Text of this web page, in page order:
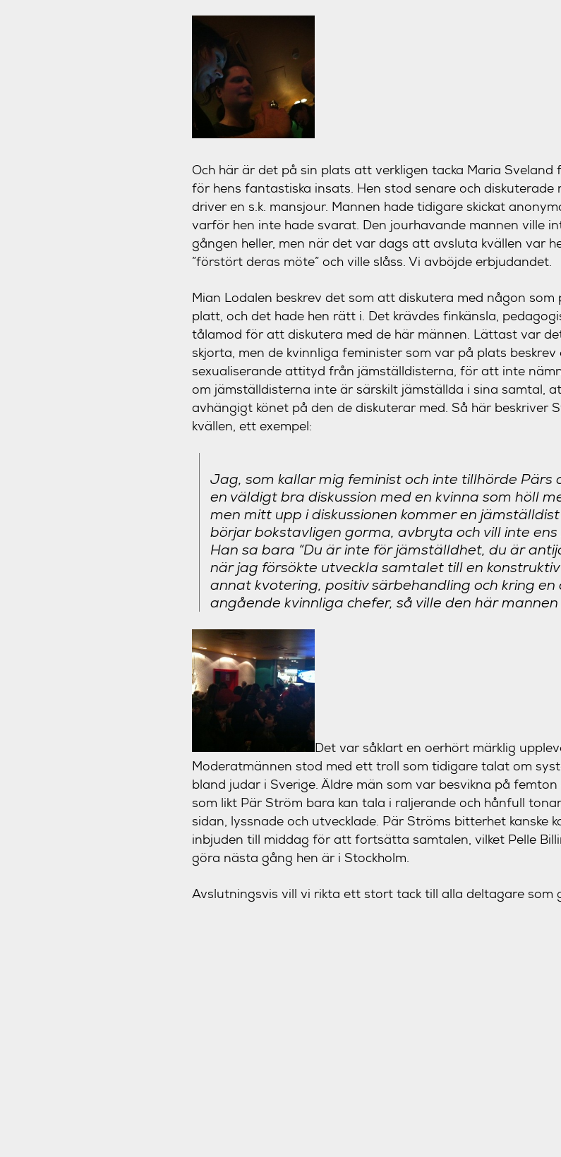
Och här är det på sin plats att verkligen tacka Maria Sveland
för hens fantastiska insats. Hen stod senare och diskuterade
driver en s.k. mansjour. Mannen hade tidigare skickat
varför hen inte hade svarat. Den jourhavande mannen ville
gången heller, men när det var dags att avsluta kvällen var
”förstört deras möte” och ville slåss. Vi avböjde erbjudandet.
Mian Lodalen beskrev det som att diskutera med någon
platt, och det hade hen rätt i. Det krävdes finkänsla,
tålamod för att diskutera med de här männen. Lättast var
skjorta, men de kvinnliga feminister som var på plats
sexualiserande attityd från jämställdisterna, för att inte
om jämställdisterna inte är särskilt jämställda i sina samtal,
avhängigt könet på den de diskuterar med. Så här beskriver
kvällen, ett exempel:
Jag, som kallar mig feminist och inte tillhörde Pärs
en väldigt bra diskussion med en kvinna som höll
men mitt upp i diskussionen kommer en jämställdist
börjar bokstavligen gorma, avbryta och vill inte ens
Han sa bara “Du är inte för jämställdhet, du är
när jag försökte utveckla samtalet till en
annat kvotering, positiv särbehandling och kring
angående kvinnliga chefer, så ville den här
Det var såklart en oerhört märklig
Moderatmännen stod med ett troll som tidigare talat om
bland judar i Sverige. Äldre män som var besvikna på
som likt Pär Ström bara kan tala i raljerande och hånfull
sidan, lyssnade och utvecklade. Pär Ströms bitterhet kanske
inbjuden till middag för att fortsätta samtalen, vilket Pelle
göra nästa gång hen är i Stockholm.
Avslutningsvis vill vi rikta ett stort tack till alla deltagare som